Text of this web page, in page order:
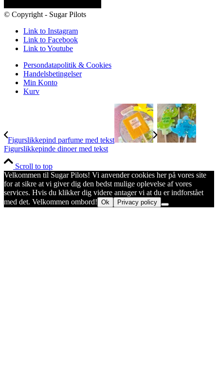
© Copyright - Sugar Pilots
Link to Instagram
Link to Facebook
Link to Youtube
Persondatapolitik & Cookies
Handelsbetingelser
Min Konto
Kurv
Figurslikkepind parfume med tekst
Figurslikkepinde dinoer med tekst
Scroll to top
Velkommen til Sugar Pilots! Vi anvender cookies her på vores site
for at sikre at vi giver dig den bedst mulige oplevelse af vores
services. Hvis du klikker dig videre antager vi at du er indforstået
med det. Velkommen ombord! Ok Privacy policy